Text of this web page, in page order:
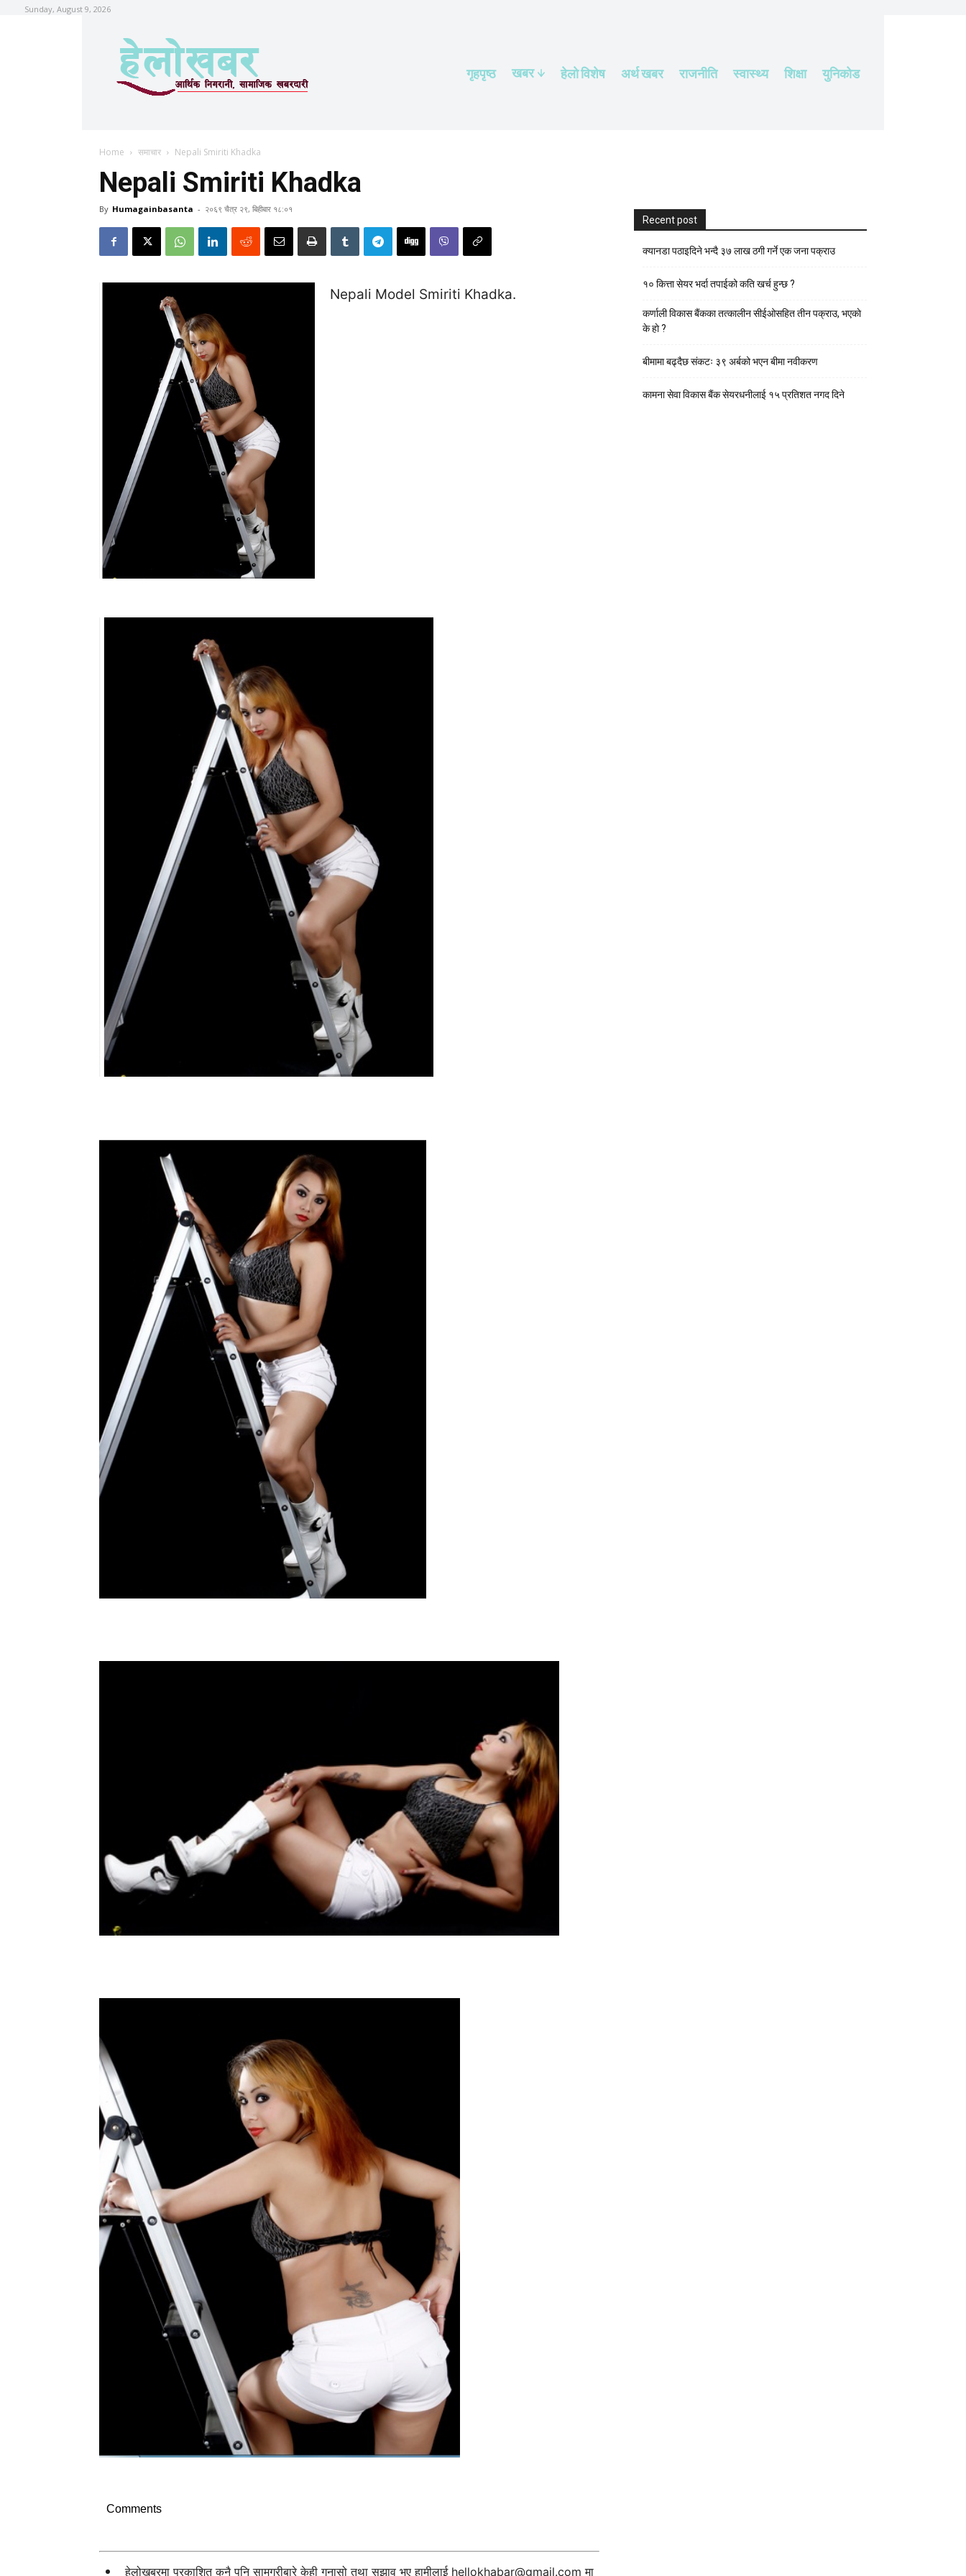
Sunday, August 9, 2026
गृहपृष्ठ खबर हेलाे विशेष अर्थ खबर राजनीति स्वास्थ्य शिक्षा युनिकोड
Home समाचार Nepali Smiriti Khadka
Nepali Smiriti Khadka
By Humagainbasanta - २०६९ चैत्र २९, बिहीबार १८:०१
Nepali Model Smiriti Khadka.
Comments
हेलोखबरमा प्रकाशित कुनै पनि सामग्रीबारे केही गुनासो तथा सुझाव भए हामीलाई hellokhabar@gmail.com मा
Recent post
क्यानडा पठाइदिने भन्दै ३७ लाख ठगी गर्ने एक जना पक्राउ
१० कित्ता सेयर भर्दा तपाईको कति खर्च हुन्छ ?
कर्णाली विकास बैंकका तत्कालीन सीईओसहित तीन पक्राउ, भएकाे
के हाे ?
बीमामा बढ्दैछ संकटः ३९ अर्बको भएन बीमा नवीकरण
कामना सेवा विकास बैंक सेयरधनीलाई १५ प्रतिशत नगद दिने